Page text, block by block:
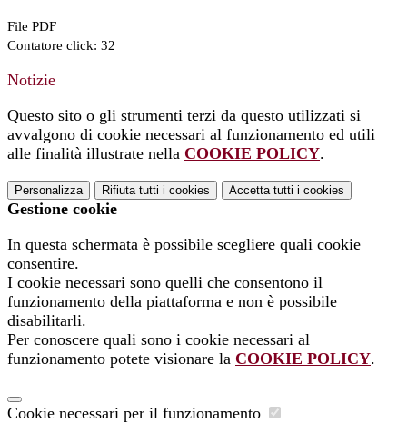
File PDF
Contatore click: 32
Notizie
Questo sito o gli strumenti terzi da questo utilizzati si
avvalgono di cookie necessari al funzionamento ed utili
alle finalità illustrate nella COOKIE POLICY.
Personalizza Rifiuta tutti i cookies Accetta tutti i cookies
Gestione cookie
In questa schermata è possibile scegliere quali cookie
consentire.
I cookie necessari sono quelli che consentono il
funzionamento della piattaforma e non è possibile
disabilitarli.
Per conoscere quali sono i cookie necessari al
funzionamento potete visionare la COOKIE POLICY.
Cookie necessari per il funzionamento